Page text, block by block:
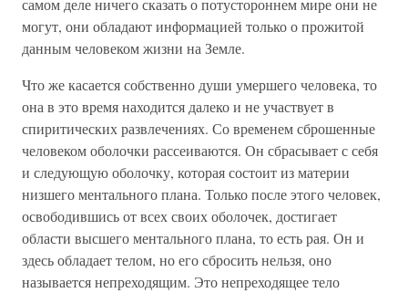
самом деле ничего сказать о потустороннем мире они не
могут, они обладают информацией только о прожитой
данным человеком жизни на Земле.
Что же касается собственно души умершего человека, то
она в это время находится далеко и не участвует в
спиритических развлечениях. Со временем сброшенные
человеком оболочки рассеиваются. Он сбрасывает с себя
и следующую оболочку, которая состоит из материи
низшего ментального плана. Только после этого человек,
освободившись от всех своих оболочек, достигает
области высшего ментального плана, то есть рая. Он и
здесь обладает телом, но его сбросить нельзя, оно
называется непреходящим. Это непреходящее тело